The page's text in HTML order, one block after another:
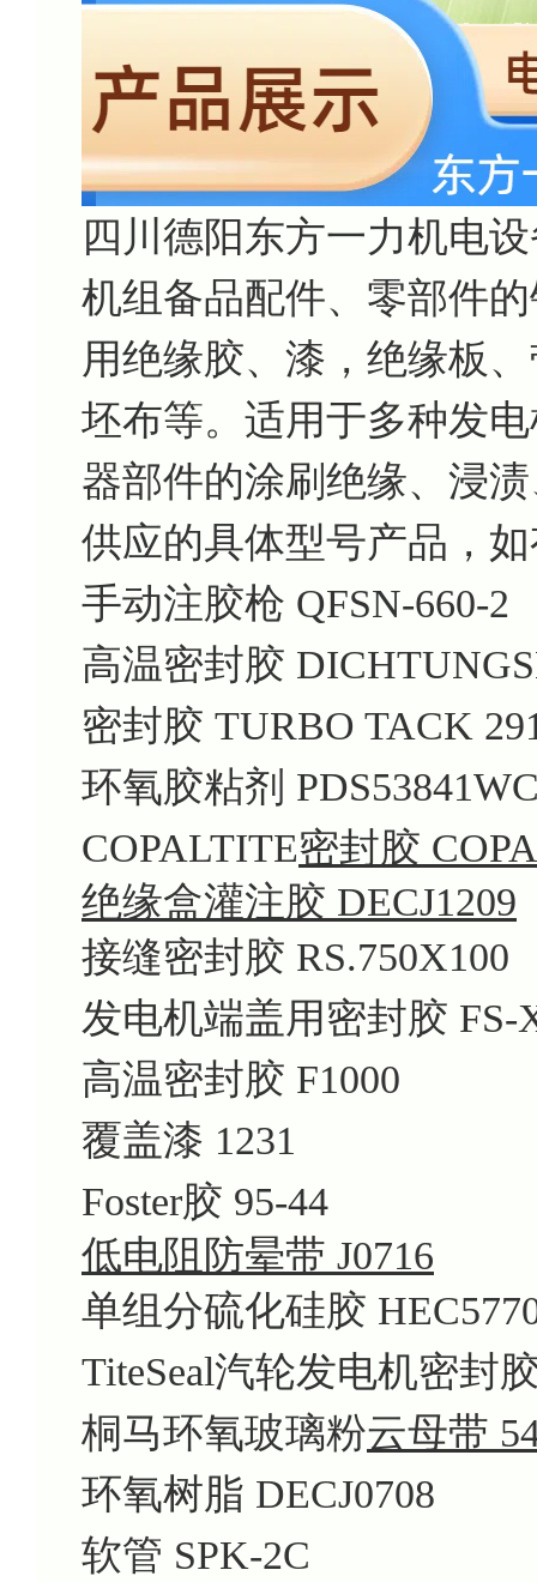
四川德阳东方一力机电
机组备品配件、零部件
用绝缘胶、漆，绝缘板
坯布等。适用于多种发
器部件的涂刷绝缘、浸
供应的具体型号产品，
手动注胶枪 QFSN-660-2
高温密封胶
密封胶 TURBO TACK
环氧胶粘剂
COPALTITE密封胶
绝缘盒灌注胶 DECJ1209
接缝密封胶 RS.750X100
发电机端盖用密封胶 FS-
高温密封胶 F1000
覆盖漆 1231
Foster胶 95-44
低电阻防晕带 J0716
单组分硫化硅胶
TiteSeal汽轮发电机密封
桐马环氧玻璃粉云母带
环氧树脂 DECJ0708
软管 SPK-2C